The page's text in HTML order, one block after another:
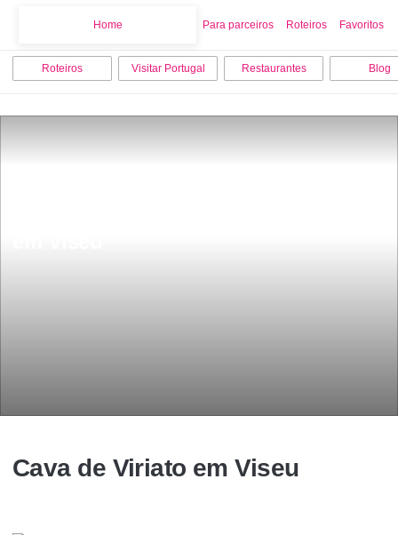
Home Para parceiros Roteiros Favoritos
Roteiros Visitar Portugal Restaurantes Blog
Cava de Viriato em Viseu